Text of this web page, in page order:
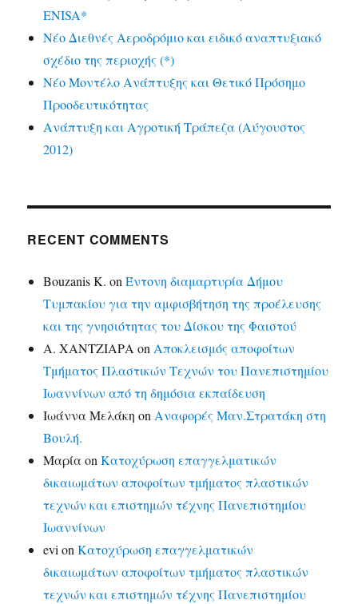
ENISA*
Νέο Διεθνές Αεροδρόμιο και ειδικό αναπτυξιακό
σχέδιο της περιοχής (*)
Νέο Μοντέλο Ανάπτυξης και Θετικό Πρόσημο
Προοδευτικότητας
Ανάπτυξη και Αγροτική Τράπεζα (Αύγουστος
2012)
RECENT COMMENTS
Bouzanis K. onΈντονη διαμαρτυρία Δήμου
Τυμπακίου για την αμφισβήτηση της προέλευσης
και της γνησιότητας του Δίσκου της Φαιστού
Α. ΧΑΝΤΖΙΑΡΑ on Αποκλεισμός αποφοίτων
Τμήματος Πλαστικών Τεχνών του Πανεπιστημίου
Ιωαννίνων από τη δημόσια εκπαίδευση
Ιωάννα Μελάκη on Αναφορές Μαν.Στρατάκη στη
Βουλή.
ΜαρίαonΚατοχύρωση επαγγελματικών
δικαιωμάτων αποφοίτων τμήματος πλαστικών
τεχνών και επιστημών τέχνης Πανεπιστημίου
Ιωαννίνων
evi onΚατοχύρωση επαγγελματικών
δικαιωμάτων αποφοίτων τμήματος πλαστικών
τεχνών και επιστημών τέχνης Πανεπιστημίου